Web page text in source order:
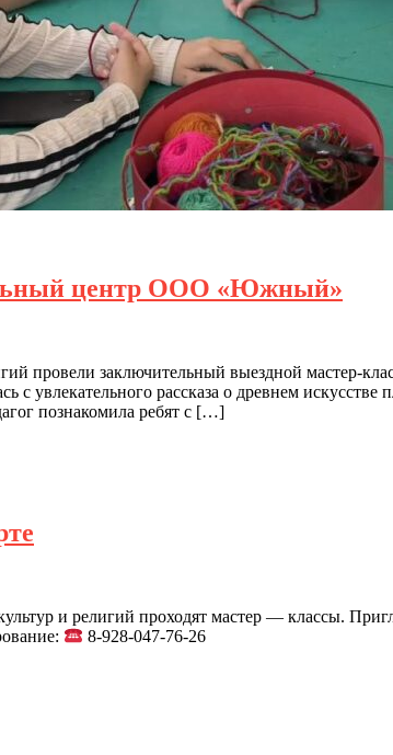
центр ООО «Южный»
провели заключительный выездной
с увлекательного рассказа о древнем
познакомила ребят с […]
и религий проходят мастер — классы.
8-928-047-76-26